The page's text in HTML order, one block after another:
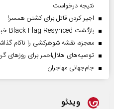
نتیجه درخواست
اجیر کردن قاتل برای کشتن همسر!
بازگشت Black Flag Resynced خبری جذاب برای دوستداران بازی
معجزه، نقشه شوهرکشی را ناکام
توصیه‌های هلال‌احمر برای روز‌های
جام‌جهانی مهاجران
ویدئو